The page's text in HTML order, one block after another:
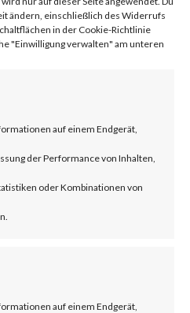
ändern, einschließlich des Widerrufs
in der Cookie-Richtlinie
"Einwilligung verwalten" am unteren
auf einem Endgerät,
der Performance von Inhalten,
oder Kombinationen von
auf einem Endgerät,
in TP-Link
before 1.1.4
attacker to
and obtain